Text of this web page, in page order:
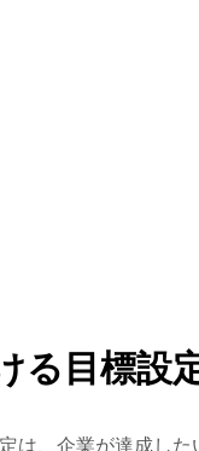
る目標設
は、企業が達成した